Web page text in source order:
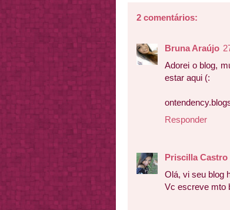
2 comentários:
Bruna Araújo
Adorei o blog,
estar aqui (:
Responder
Priscilla Castro
Olá, vi seu blog
Vc escreve mto